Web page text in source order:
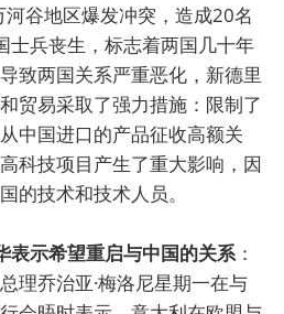
谷地区爆发冲突，造成20名
士兵丧生，标志着两国几十年
致两国关系严重恶化，新德里
贸易采取了强力措施：限制了
中国进口的产品征收高额关
科技项目产生了重大影响，因
的技术和技术人员。
表示希望重启与中国的关系：
理乔治亚·梅洛尼星期一在与